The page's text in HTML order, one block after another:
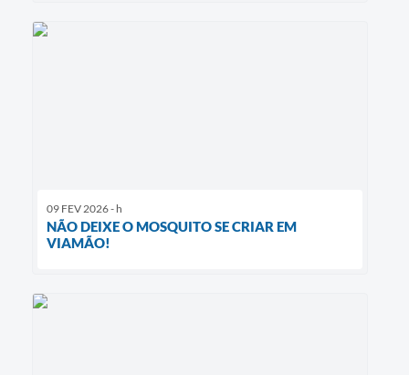
09 FEV 2026 - h
NÃO DEIXE O MOSQUITO SE CRIAR EM
VIAMÃO!